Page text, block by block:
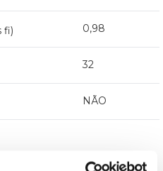
fi) 0,98
32
NÃO